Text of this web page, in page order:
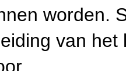
worden.
van